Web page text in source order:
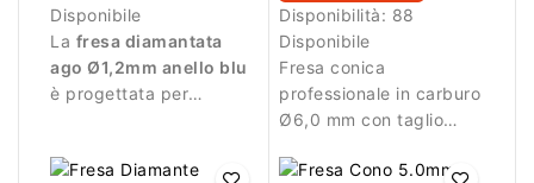
Disponibile
La fresa diamantata
ago Ø1,2mm anello blu
è progettata per
Disponibilità: 88
Disponibile
Fresa conica
professionale in carburo
Ø6,0 mm con taglio
Cut e superficie attiva